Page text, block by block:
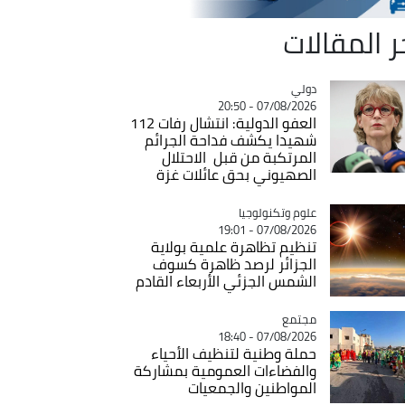
المقالات
Catégorie
دولي
07/08/2026 - 20:50
العفو الدولية: انتشال رفات 112
شهيدا يكشف فداحة الجرائم
المرتكبة من قبل الاحتلال
الصهيوني بحق عائلات غزة
Catégorie
علوم وتكنولوجيا
07/08/2026 - 19:01
تنظيم تظاهرة علمية بولاية
الجزائر لرصد ظاهرة كسوف
الشمس الجزئي الأربعاء القادم
Catégorie
مجتمع
07/08/2026 - 18:40
حملة وطنية لتنظيف الأحياء
والفضاءات العمومية بمشاركة
المواطنين والجمعيات